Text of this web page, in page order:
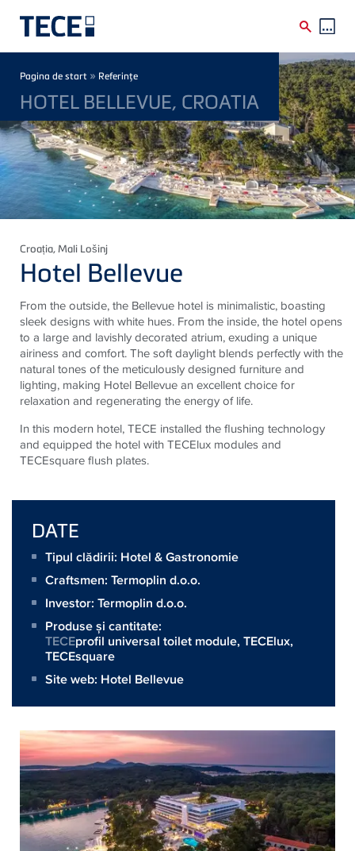
Breadcrumb
Pagina de start » Referinţe
HOTEL BELLEVUE, CROATIA
Croația, Mali Lošinj
Hotel Bellevue
From the outside, the Bellevue hotel is minimalistic, boasting
sleek designs with white hues. From the inside, the hotel opens
to a large and lavishly decorated atrium, exuding a unique
airiness and comfort. The soft daylight blends perfectly with the
natural tones of the meticulously designed furniture and
lighting, making Hotel Bellevue an excellent choice for
relaxation and regenerating the energy of life.
In this modern hotel,TECE installed the flushing technology
and equipped the hotel withTECElux modules and
TECEsquare flush plates.
DATE
Tipul clădirii: Hotel & Gastronomie
Craftsmen: Termoplin d.o.o.
Investor: Termoplin d.o.o.
Produse și cantitate:
TECEprofil universal toilet module,TECElux,
TECEsquare
Site web: Hotel Bellevue